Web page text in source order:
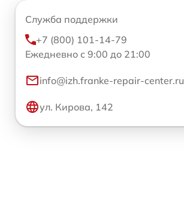
Служба поддержки
+7 (800) 101-14-79
Ежедневно с 9:00 до 21:00
info@izh.franke-repair-center.ru
ул. Кирова, 142